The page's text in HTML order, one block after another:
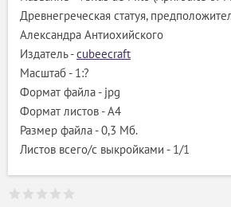
Древнегреческая статуя,
Александра Антиохийского
Издатель -cubeecraft
Масштаб - 1:?
Формат файла - jpg
Формат листов - A4
Размер файла - 0,3 Мб.
Листов всего/с выкройками - 1/1